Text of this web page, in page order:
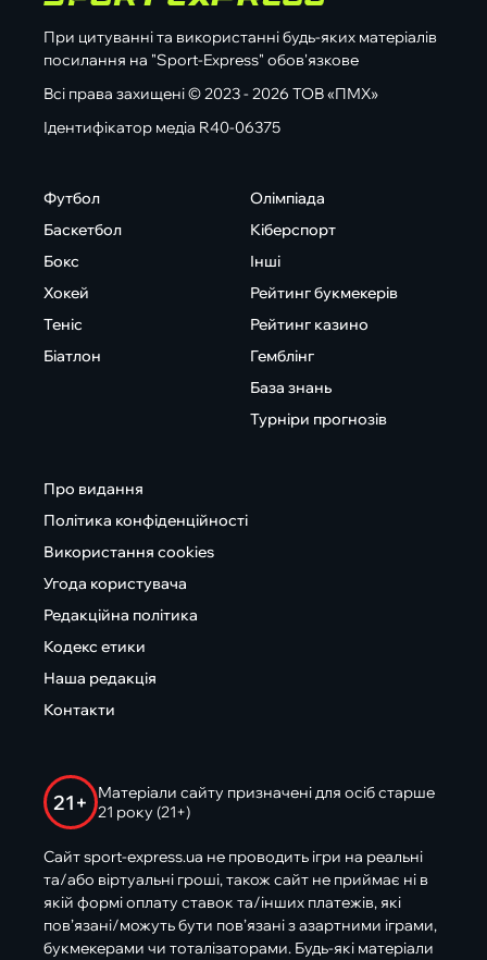
При цитуванні та використанні будь-яких матеріалів
посилання на "Sport-Express" обов'язкове
Всі права захищені © 2023 - 2026 ТОВ «ПМХ»
Ідентифікатор медіа R40-06375
Футбол
Баскетбол
Бокс
Хокей
Теніс
Біатлон
Олімпіада
Кіберспорт
Інші
Рейтинг букмекерів
Рейтинг казино
Гемблінг
База знань
Турніри прогнозів
Про видання
Політика конфіденційності
Використання cookies
Угода користувача
Редакційна політика
Кодекс етики
Наша редакція
Контакти
21+
Матеріали сайту призначені для осіб старше
21 року (21+)
Сайт sport-express.ua не проводить ігри на реальні
та/або віртуальні гроші, також сайт не приймає ні в
якій формі оплату ставок та/інших платежів, які
пов’язані/можуть бути пов’язані з азартними іграми,
букмекерами чи тоталізаторами. Будь-які матеріали